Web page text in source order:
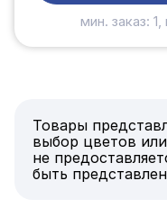
мин. заказ:
Товары
выбор цветов
не
быть